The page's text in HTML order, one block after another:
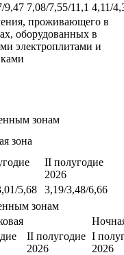
9,47 7,08/7,55/11,1 4,11/
проживающего в
оборудованных в
электроплитами и
зонам
зона
II полугодие
2026
5,68
3,19/3,48/6,66
зонам
II полугодие
2026
I
2026